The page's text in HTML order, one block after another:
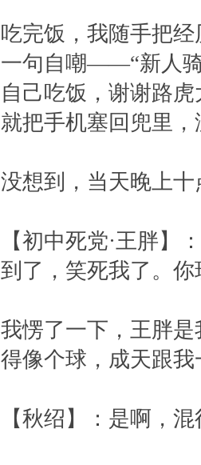
吃完饭，我随手把
一句自嘲——“新人
自己吃饭，谢谢路
就把手机塞回兜里
没想到，当天晚上
【初中死党·王胖】
到了，笑死我了。
我愣了一下，王胖
得像个球，成天跟
【秋绍】：是啊，